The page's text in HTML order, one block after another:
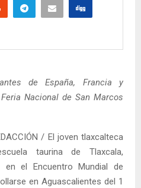
de España, Francia y
Nacional de San Marcos
/ El joven tlaxcalteca
taurina de Tlaxcala,
el Encuentro Mundial de
en Aguascalientes del 1